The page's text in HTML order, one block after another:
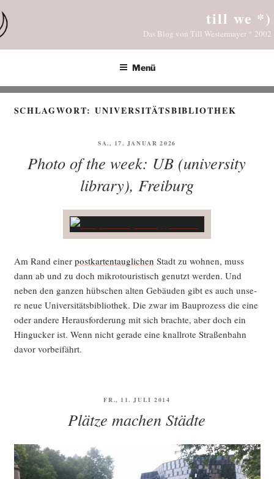
Inhalt
springen
till we *)
Das Blog von Till Westermayer * 2002
Menü
SCHLAGWORT:UNIVERSITÄTSBIBLIOTHEK
VERÖFFENTLICHT
SA., 17. JANUAR 2026
Photo of the week: UB (university
library), Freiburg
Am Rand einer post­kar­ten­taug­li­chen Stadt zu woh­nen, muss
dann ab und zu doch mikro­tou­ris­tisch genutzt wer­den. Und
neben den gan­zen hüb­schen alten Gebäu­den gibt es auch unse­
re neue Uni­ver­si­täts­bi­blio­thek. Die zwar im Bau­pro­zess die eine
oder ande­re Her­aus­for­de­rung mit sich brach­te, aber doch ein
Hin­gu­cker ist. Wenn nicht gera­de eine knall­ro­te Stra­ßen­bahn
davor vorbeifährt.
VERÖFFENTLICHT
FR., 11. JULI 2014
Plätze machen Städte